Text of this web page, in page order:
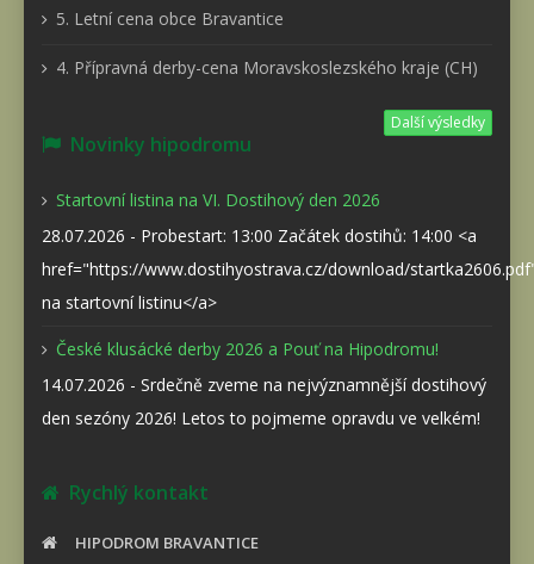
5. Letní cena obce Bravantice
4. Přípravná derby-cena Moravskoslezského kraje (CH)
Další výsledky
Novinky hipodromu
Startovní listina na VI. Dostihový den 2026
28.07.2026 - Probestart: 13:00 Začátek dostihů: 14:00 <a
href="https://www.dostihyostrava.cz/download/
na startovní listinu</a>
České klusácké derby 2026 a Pouť na Hipodromu!
14.07.2026 - Srdečně zveme na nejvýznamnější dostihový
den sezóny 2026! Letos to pojmeme opravdu ve velkém!
Rychlý kontakt
HIPODROM BRAVANTICE